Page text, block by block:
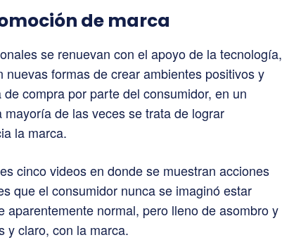
de marca
se renuevan con el apoyo de la tecnología,
nuevas formas de crear ambientes positivos y
compra por parte del consumidor, en un
de las veces se trata de lograr
la marca.
cinco videos en donde se muestran acciones
que el consumidor nunca se imaginó estar
aparentemente normal, pero lleno de asombro y
y claro, con la marca.